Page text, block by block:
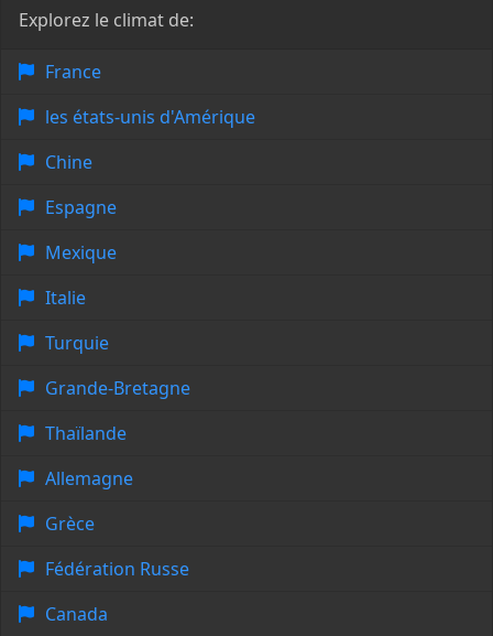
Explorez le climat de:
France
les états-unis d'Amérique
Chine
Espagne
Mexique
Italie
Turquie
Grande-Bretagne
Thaïlande
Allemagne
Grèce
Fédération Russe
Canada